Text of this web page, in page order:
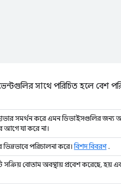
সাথে পরিচিত হলে বেশ
হোভার সমর্থন করে এমন ডিভাইসগুলির জন্য
আগে যা করে না।
পরিচালনা করে।বিশদ বিবরণ.
সক্রিয় বোতাম অবস্থায় প্রবেশ করেছে, হয়